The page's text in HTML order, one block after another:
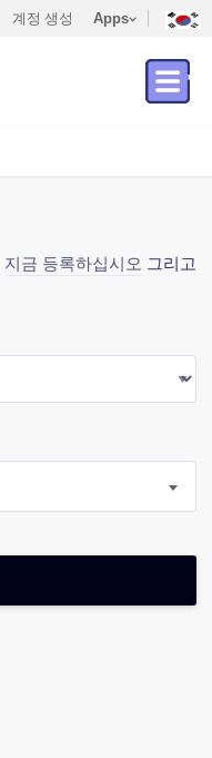
계정 생성 Apps
지금 등록하십시오 그리고